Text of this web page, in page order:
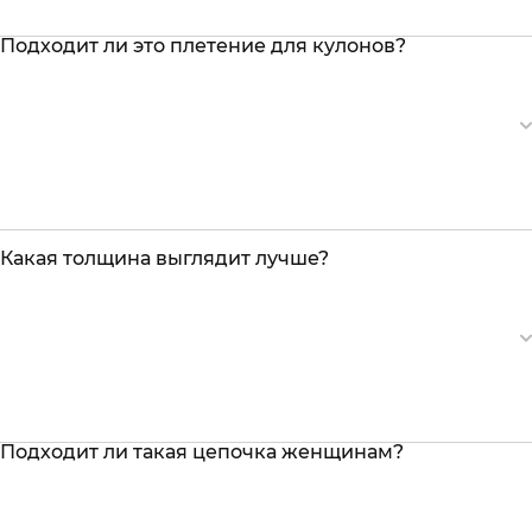
Подходит ли это плетение для кулонов?
Какая толщина выглядит лучше?
Подходит ли такая цепочка женщинам?